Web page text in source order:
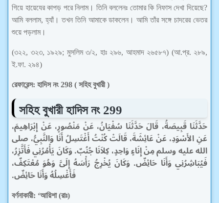
গিয়ে হায়েযের কাপড় পরে নিলাম। তিনি বললেনঃ তোমার কি নিফাস দেখা দিয়েছে?
আমি বললাম, হ্যাঁ। তখন তিনি আমাকে ডাকলেন। আমি তাঁর সঙ্গে চাদরের ভেতর
শুয়ে পড়লাম।
(৩২২, ৩২৩, ১৯২৯; মুসলিম ৩/২, হাঃ ২৯৬, আহমাদ ২৬৫৮৭) (আ.প্র. ২৮৯,
ই.ফা. ২৯৪)
রেফারেন্স: হাদিস নং 298 ( সহিহ বুখারী )
সহিহ বুখারীহাদিস নং 299
حَدَّثَنَا قَبِيصَةُ، قَالَ حَدَّثَنَا سُفْيَانُ، عَنْ مَنْصُورٍ، عَنْ إِبْرَاهِيمَ،
عَنِ الأَسْوَدِ، عَنْ عَائِشَةَ، قَالَتْ كُنْتُ أَغْتَسِلُ أَنَا وَالنَّبِيُّ، صلى
الله عليه وسلم مِنْ إِنَاءٍ وَاحِدٍ، كِلاَنَا جُنُبٌ‏.‏ وَكَانَ يَأْمُرُنِي فَأَتَّزِرُ،
فَيُبَاشِرُنِي وَأَنَا حَائِضٌ‏.‏ وَكَانَ يُخْرِجُ رَأْسَهُ إِلَىَّ وَهُوَ مُعْتَكِفٌ،
فَأَغْسِلُهُ وَأَنَا حَائِضٌ‏.‏
বর্ণনাকারী: ‘আয়িশা (রাঃ)